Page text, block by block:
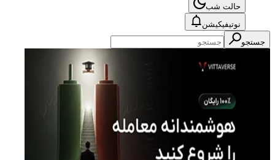
حالت شب
نوتیفیکیشن
جستجو